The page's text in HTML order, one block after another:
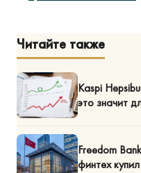
Читайте также
Kaspi
это значит
Freedom
финтех